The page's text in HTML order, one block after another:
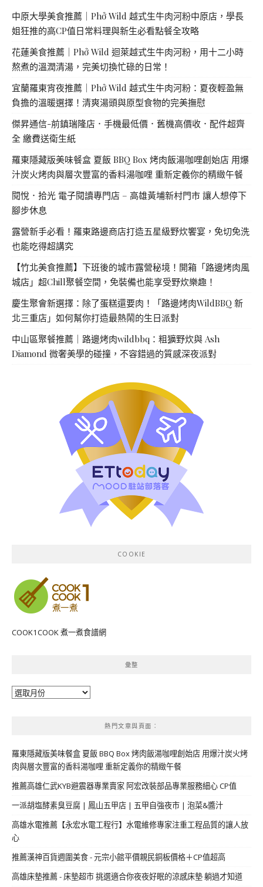
中原大學美食推薦｜Phở Wild 越式生牛肉河粉中原店，學長
姐狂推的高CP值日常料理與新生必看點餐全攻略
花蓮美食推薦｜Phở Wild 迴萊越式生牛肉河粉，用十二小時
熬煮的溫潤清湯，完美切換忙碌的日常！
宜蘭羅東宵夜推薦｜Phở Wild 越式生牛肉河粉：夏夜輕盈無
負擔的溫暖選擇！清爽湯頭與原型食物的完美撫慰
傑昇通信-前鎮瑞隆店．手機最低價．舊機高價收．配件超齊
全 繳費送衛生紙
羅東隱藏版美味餐盒 夏飯 BBQ Box 烤肉飯湯咖哩創始店 用爆
汁炭火烤肉與層次豐富的香料湯咖哩 重新定義你的精緻午餐
閱悅．拾光 電子閱讀專門店 – 高雄黃埔新村門市 讓人想停下
腳步休息
露營新手必看！羅東路邊商店打造五星級野炊饗宴，免切免洗
也能吃得超講究
【竹北美食推薦】下班後的城市露營秘境！開箱「路邊烤肉風
城店」超Chill聚餐空間，免裝備也能享受野炊樂趣！
慶生聚會新選擇：除了蛋糕還要肉！「路邊烤肉WildBBQ 新
北三重店」如何幫你打造最熱鬧的生日派對
中山區聚餐推薦｜路邊烤肉wildbbq：粗獷野炊與 Ash
Diamond 微奢美學的碰撞，不容錯過的質感深夜派對
COOKIE
COOK1COOK 煮一煮食譜網
彙整
彙
熱門文章與頁面︰
羅東隱藏版美味餐盒 夏飯 BBQ Box 烤肉飯湯咖哩創始店 用爆汁炭火烤
肉與層次豐富的香料湯咖哩 重新定義你的精緻午餐
推薦高雄仁武KYB避震器專業賣家 阿宏改裝部品專業服務細心 CP值
一派胡塩酵素臭豆腐 | 鳳山五甲店 | 五甲自強夜市 | 泡菜&醬汁
高雄水電推薦【永宏水電工程行】水電維修專家注重工程品質的讓人放
心
推薦漢神百貨週圍美食 - 元宗小館平價親民銅板價格＋CP值超高
高雄床墊推薦 - 床墊超市 挑選適合你夜夜好眠的涼感床墊 躺過才知道